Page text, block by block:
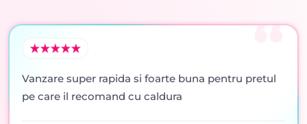
Vanzare super rapida si foarte buna pentru pretul
pe care il recomand cu caldura